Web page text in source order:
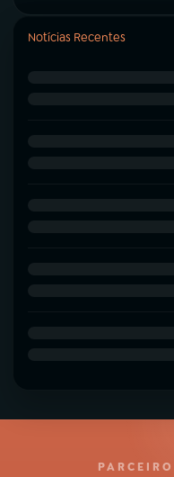
Notícias Recentes